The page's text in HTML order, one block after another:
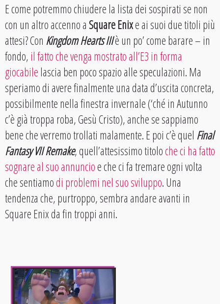
E come potremmo chiudere la lista dei sospirati se non
con un altro accenno aSquare Enixe ai suoi due titoli più
attesi? Con Kingdom Hearts IIIè un po’ come barare – in
fondo,il fatto che venga mostrato all’E3 in forma
giocabilelascia ben poco spazio alle speculazioni. Ma
speriamo di avere finalmente una data d’uscita concreta,
possibilmente nella finestra invernale (‘ché in Autunno
c’è già troppa roba, Gesù Cristo), anche se sappiamo
bene che verremo trollati malamente. E poi c’è quel Final
Fantasy VII Remake, quell’attesissimo titoloche ci ha fatto
sognare al suo annuncioe che ci fa tremare ogni volta
che sentiamodi problemi nel suo sviluppo. Una
tendenza che, purtroppo, sembra andare avanti in
Square Enix da fin troppi anni.